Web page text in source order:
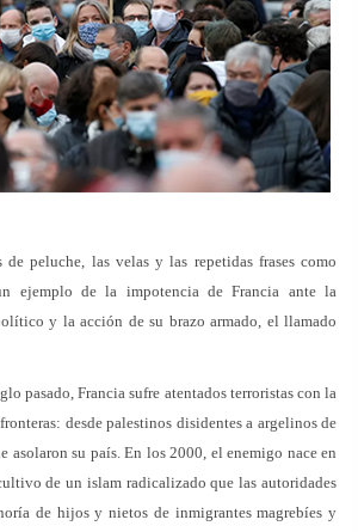
peluche, las velas y las repetidas frases como
ejemplo de la impotencia de Francia ante la
y la acción de su brazo armado, el llamado
pasado, Francia sufre atentados terroristas con la
desde palestinos disidentes a argelinos de
asolaron su país. En los 2000, el enemigo nace en
de un islam radicalizado que las autoridades
de hijos y nietos de inmigrantes magrebíes y